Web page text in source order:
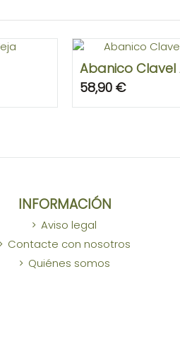
Abanico
58,90 €
INFORMACIÓN
Aviso legal
Contacte con nosotros
Quiénes somos